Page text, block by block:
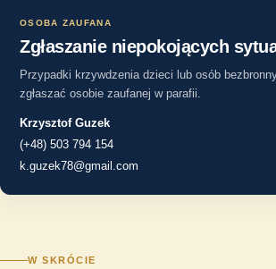
OSOBA ZAUFANA
Zgłaszanie niepokojących
Przypadki krzywdzenia dzieci lub osób
zgłaszać osobie zaufanej w parafii.
Krzysztof Guzek
(+48) 503 794 154
k.guzek78@gmail.com
W SKRÓCIE